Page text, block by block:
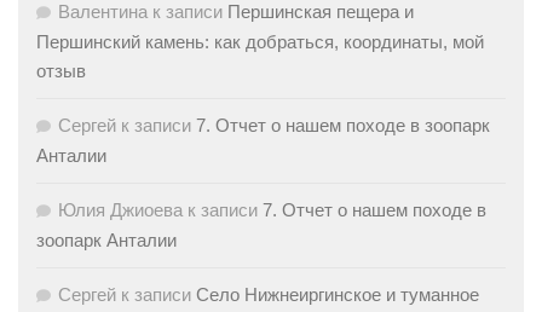
Валентина к записи Першинская пещера и
Першинский камень: как добраться, координаты, мой
отзыв
Сергей к записи 7. Отчет о нашем походе в зоопарк
Анталии
Юлия Джиоева к записи 7. Отчет о нашем походе в
зоопарк Анталии
Сергей к записи Село Нижнеиргинское и туманное